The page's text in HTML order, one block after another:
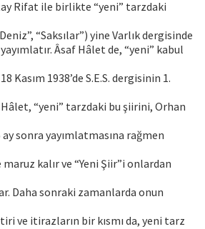
Rifat ile birlikte “yeni” tarzdaki
“Saksılar”) yine Varlık dergisinde
Âsaf Hâlet de, “yeni” kabul
Kasım 1938’de S.E.S. dergisinin 1.
Hâlet, “yeni” tarzdaki bu şiirini, Orhan
sonra yayımlatmasına rağmen
kalır ve “Yeni Şiir”i onlardan
Daha sonraki zamanlarda onun
ve itirazların bir kısmı da, yeni tarz